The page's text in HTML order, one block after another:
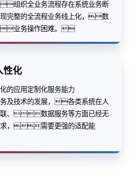
组织全业务流程存在系统业务断
整的全流程业务线上化，数
业务操作困难。
性化
的应用定制化服务能力
技术的发展，各类系统在人
、数据服务等方面已经无
求，需要更强的适配能